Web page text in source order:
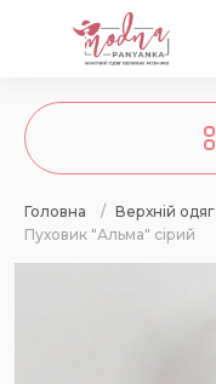
Головна / Верхній одяг
Пуховик "Альма" сірий